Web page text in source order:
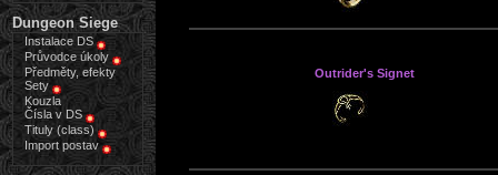
Dungeon Siege
Instalace DS
Průvodce úkoly
Předměty, efekty
Sety
Kouzla
Čísla v DS
Tituly (class)
Import postav
Outrider's Signet